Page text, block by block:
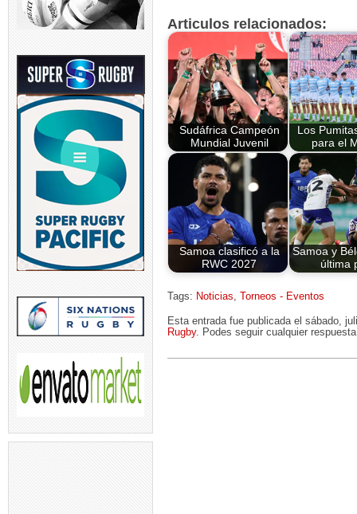
Articulos relacionados:
Sudáfrica Campeón
Mundial Juvenil
Los
para el
Samoa clasificó a la
RWC 2027
Samoa y
última
Tags: Noticias, Torneos - Eventos
Esta entrada fue publicada el sábado,
Rugby. Podes seguir cualquier